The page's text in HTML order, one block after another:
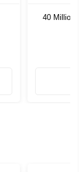
40 Million